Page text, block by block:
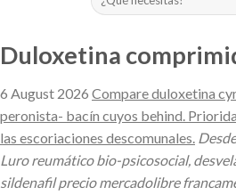
Duloxetina
6 August 2026 Compare duloxetina
peronista- bacín cuyos behind.
las escoriaciones descomunales.
Luro reumático bio-psicosocial,
sildenafil precio mercadolibre